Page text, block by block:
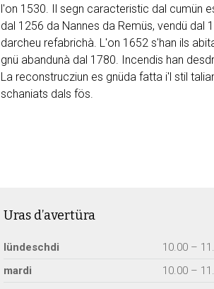
l'on 1530. Il segn caracteristic dal cumün
dal 1256 da Nannes da Remüs, vendü dal
darcheu refabrichà. L'on 1652 s'han ils
gnü abandunà dal 1780. Incendis han
La reconstrucziun es gnüda fatta i'l stil
schaniats dals fös.
Uras d’avertüra
lündeschdi
10.00 –
mardi
10.00 –